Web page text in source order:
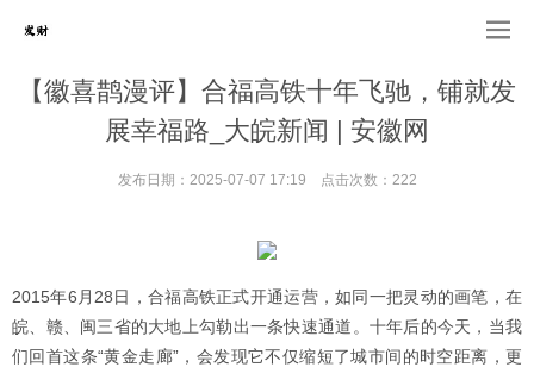
【徽喜鹊漫评】合福高铁十年飞驰，铺就发
展幸福路_大皖新闻 | 安徽网
发布日期：2025-07-07 17:19 点击次数：222
2015年6月28日，合福高铁正式开通运营，如同一把灵动的画笔，在
皖、赣、闽三省的大地上勾勒出一条快速通道。十年后的今天，当我
们回首这条“黄金走廊”，会发现它不仅缩短了城市间的时空距离，更